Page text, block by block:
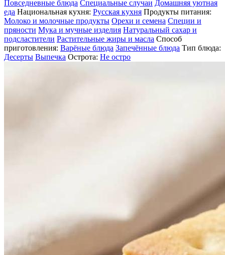
Повседневные блюда Специальные случаи Домашняя уютная
еда Национальная кухня: Русская кухня Продукты питания:
Молоко и молочные продукты Орехи и семена Специи и
пряности Мука и мучные изделия Натуральный сахар и
подсластители Растительные жиры и масла Способ
приготовления: Варёные блюда Запечённые блюда Тип блюда:
Десерты Выпечка Острота: Не остро